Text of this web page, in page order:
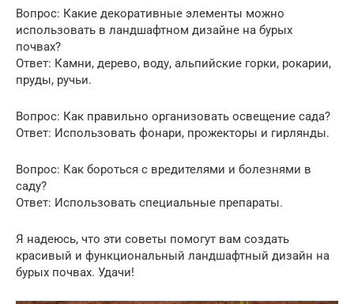
Вопрос: Какие декоративные элементы можно
использовать в ландшафтном дизайне на бурых
почвах?
Ответ: Камни, дерево, воду, альпийские горки, рокарии,
пруды, ручьи.
Вопрос: Как правильно организовать освещение сада?
Ответ: Использовать фонари, прожекторы и гирлянды.
Вопрос: Как бороться с вредителями и болезнями в
саду?
Ответ: Использовать специальные препараты.
Я надеюсь, что эти советы помогут вам создать
красивый и функциональный ландшафтный дизайн на
бурых почвах. Удачи!